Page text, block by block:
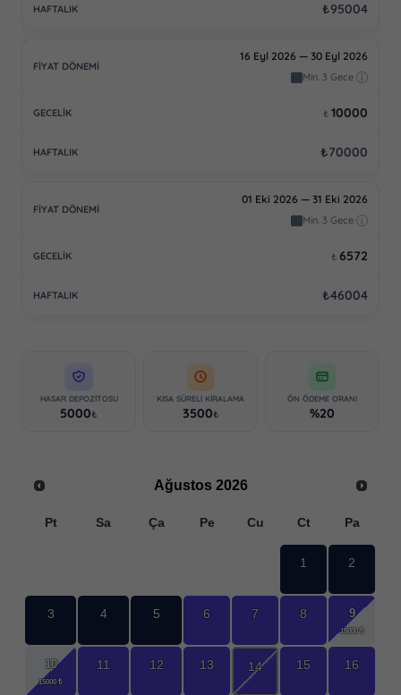
₺95004
16 Eyl 2026 — 30 Eyl 2026
Min. 3 Gece
₺ 10000
₺70000
01 Eki 2026 — 31 Eki 2026
Min. 3 Gece
₺ 6572
₺46004
HASAR DEPOZITOSU
5000₺
KISA SÜRELI KIRALAMA
3500₺
ÖN ÖDEME ORANI
%20
Ağustos 2026
Pt Sa Ça Pe Cu Ct Pa
1 2
3 4 5 6 7 8 9
10 11 12 13 14 15 16